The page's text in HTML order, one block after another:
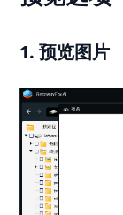
1. 预览图片